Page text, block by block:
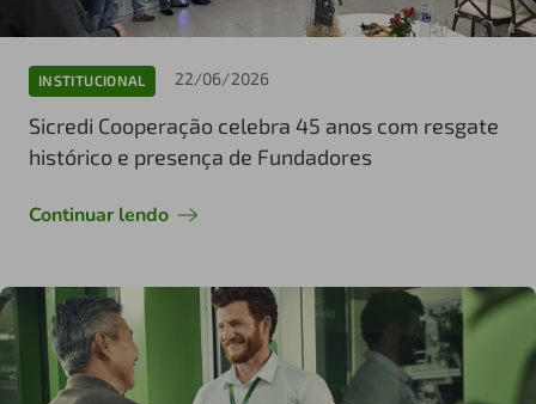
INSTITUCIONAL 22/06/2026
Sicredi Cooperação celebra 45 anos com resgate
histórico e presença de Fundadores
Continuar lendo